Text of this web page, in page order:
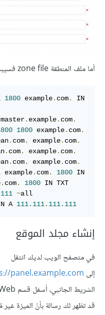
أما ملف المنطقة zone file فسيبدو على النحو التالي:
1800 example. com.
IN
. example. com.
1800 example. com.
. com. example. com.
. com. example. com.
. com. example. com.
example. com. 1800 IN
. com. 1800 IN TXT
~all
A 111.111. 111.111
إنشاء مجلد الموقع
في متصفح الويب لديك انتقل
إلى panel.example.com
قد تظهر لك رسالة بأنّ الميزة